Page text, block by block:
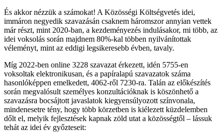
És akkor nézzük a számokat! A Közösségi Költségvetés idei,
immáron negyedik szavazásán csaknem háromszor annyian vettek
már részt, mint 2020-ban, a kezdeményezés indulásakor, mi több, az
idei voksolás során majdnem 80%-kal többen nyilvánítottak
véleményt, mint az eddigi legsikeresebb évben, tavaly.
Míg 2022-ben online 3228 szavazat érkezett, idén 5755-en
voksoltak elektronikusan, és a papíralapú szavazatok száma
hasonlóképpen emelkedett, 4062-ről 7230-ra. Talán az előkészítés
során megvalósult személyes konzultációknak is köszönhető a
szavazásra bocsájtott javaslatok kiegyensúlyozott színvonala,
mindenesetre tény, hogy több körzetben is kiélezett küzdelemben
dőlt el, melyik fejlesztések kapnak zöld utat a közösségtől – lássuk
tehát az idei év győzteseit: